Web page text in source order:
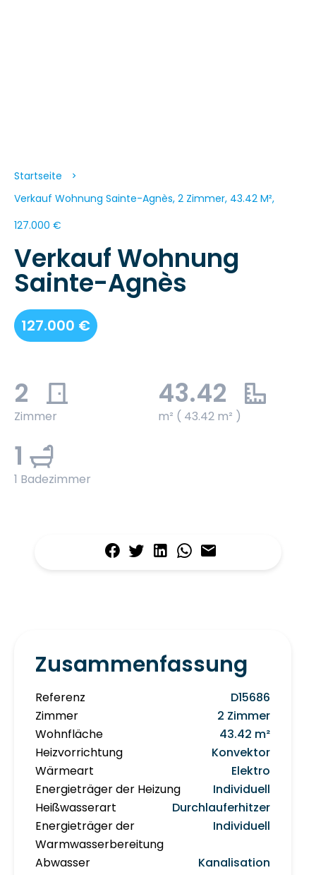
Startseite
Verkauf Wohnung Sainte-Agnès, 2 Zimmer, 43.42 M²,
127.000 €
Verkauf Wohnung
Sainte-Agnès
127.000 €
2
Zimmer
43.42
m² ( 43.42 m² )
1
1 Badezimmer
Zusammenfassung
Referenz
D15686
Zimmer
2 Zimmer
Wohnfläche
43.42 m²
Heizvorrichtung
Konvektor
Wärmeart
Elektro
Energieträger der Heizung
Individuell
Heißwasserart
Durchlauferhitzer
Energieträger der
Warmwasserbereitung
Individuell
Abwasser
Kanalisation